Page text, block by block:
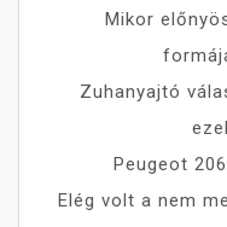
Mikor
Zuhanyajtó
Peugeot
Elég volt a nem